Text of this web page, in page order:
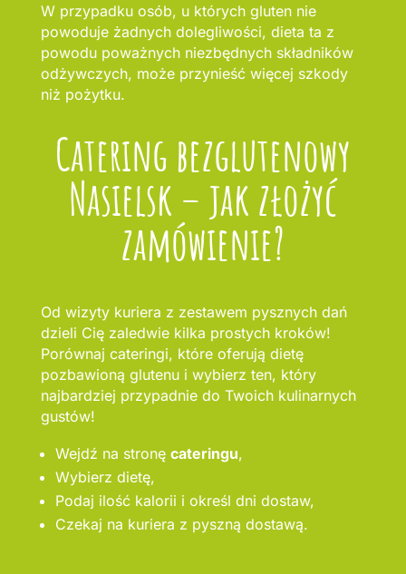
W przypadku osób, u których gluten nie
powoduje żadnych dolegliwości, dieta ta z
powodu poważnych niezbędnych składników
odżywczych, może przynieść więcej szkody
niż pożytku.
Catering bezglutenowy
Nasielsk – jak złożyć
zamówienie?
Od wizyty kuriera z zestawem pysznych dań
dzieli Cię zaledwie kilka prostych kroków!
Porównaj cateringi, które oferują dietę
pozbawioną glutenu i wybierz ten, który
najbardziej przypadnie do Twoich kulinarnych
gustów!
Wejdź na stronę cateringu,
Wybierz dietę,
Podaj ilość kalorii i określ dni dostaw,
Czekaj na kuriera z pyszną dostawą.